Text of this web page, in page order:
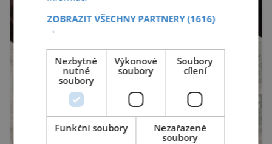
ZOBRAZIT VŠECHNY PARTNERY(1616)
→
Nezbytně
nutné
soubory
Výkonové
soubory
Soubory
cílení
Funkční soubory
Nezařazené
soubory